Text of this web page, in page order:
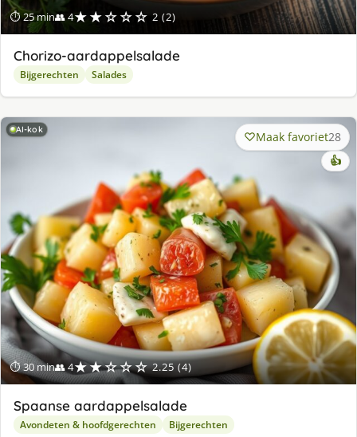
⏱ 25 min👥 4★★☆☆☆ 2 (2)
Chorizo-aardappelsalade
Bijgerechten Salades
AI-kok
⏱ 30 min👥 4★★☆☆☆ 2.25 (4)
Maak favoriet28
👍
Spaanse aardappelsalade
Avondeten & hoofdgerechten Bijgerechten